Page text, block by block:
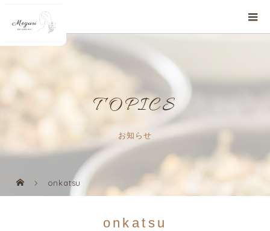
TOPICS
お知らせ
onkatsu
onkatsu